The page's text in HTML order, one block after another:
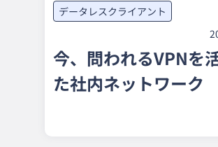
データレスクライアント
今、問われるVPNを
た社内ネットワーク